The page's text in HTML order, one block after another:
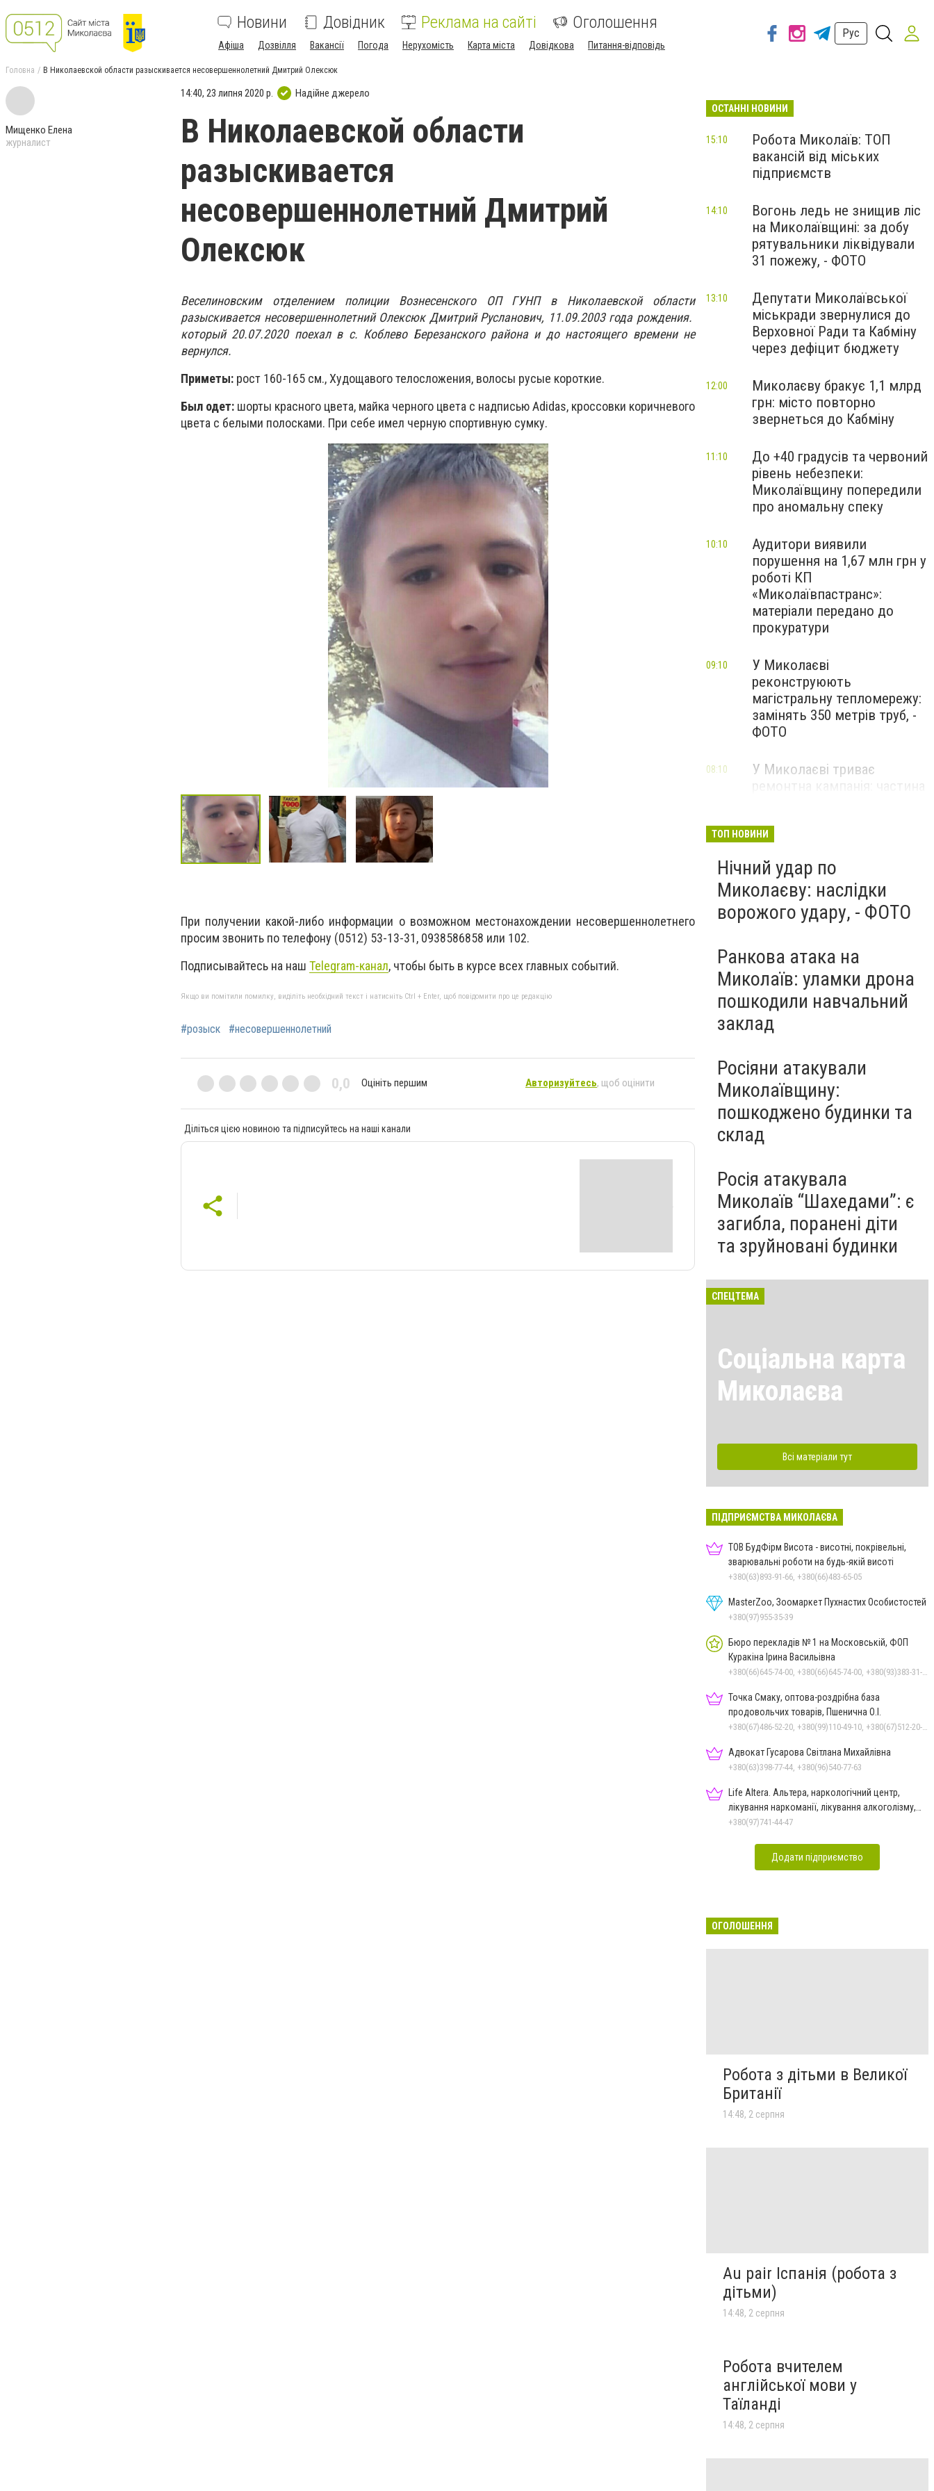
Новини Довідник Реклама на сайті Оголошення
Афіша Дозвілля Вакансії Погода Нерухомість Карта міста Довідкова Питання-відповідь
Рус
Головна В Николаевской области разыскивается несовершеннолетний Дмитрий Олексюк
Мищенко Елена
журналист
14:40, 23 липня 2020 р. Надійне джерело
В Николаевской области
разыскивается
несовершеннолетний Дмитрий
Олексюк
Веселиновским отделением полиции Вознесенского ОП ГУНП в Николаевской области
разыскивается несовершеннолетний Олексюк Дмитрий Русланович, 11.09.2003 года рождения.
который 20.07.2020 поехал в с. Коблево Березанского района и до настоящего времени не
вернулся.
Приметы: рост 160-165 см., Худощавого телосложения, волосы русые короткие.
Был одет: шорты красного цвета, майка черного цвета с надписью Adidas, кроссовки коричневого
цвета с белыми полосками. При себе имел черную спортивную сумку.
При получении какой-либо информации о возможном местонахождении несовершеннолетнего
просим звонить по телефону (0512) 53-13-31, 0938586858 или 102.
Подписывайтесь на наш Telegram-канал, чтобы быть в курсе всех главных событий.
Якщо ви помітили помилку, виділіть необхідний текст і натисніть Ctrl + Enter, щоб повідомити про це редакцію
#розыск #несовершеннолетний
0,0 Оцініть першим Авторизуйтесь, щоб оцінити
Діліться цією новиною та підписуйтесь на наші канали
ОСТАННІ НОВИНИ
Робота Миколаїв: ТОП
вакансій від міських
підприємств
15:10
Вогонь ледь не знищив ліс
на Миколаївщині: за добу
рятувальники ліквідували
31 пожежу, - ФОТО
14:10
Депутати Миколаївської
міськради звернулися до
Верховної Ради та Кабміну
через дефіцит бюджету
13:10
Миколаєву бракує 1,1 млрд
грн: місто повторно
звернеться до Кабміну
12:00
До +40 градусів та червоний
рівень небезпеки:
Миколаївщину попередили
про аномальну спеку
11:10
Аудитори виявили
порушення на 1,67 млн грн у
роботі КП
«Миколаївпастранс»:
матеріали передано до
прокуратури
10:10
У Миколаєві
реконструюють
магістральну тепломережу:
замінять 350 метрів труб, -
ФОТО
09:10
У Миколаєві триває
08:10
ТОП НОВИНИ
Нічний удар по
Миколаєву: наслідки
ворожого удару, - ФОТО
Ранкова атака на
Миколаїв: уламки дрона
пошкодили навчальний
заклад
Росіяни атакували
Миколаївщину:
пошкоджено будинки та
склад
Росія атакувала
Миколаїв “Шахедами”: є
загибла, поранені діти
та зруйновані будинки
СПЕЦТЕМА
Соціальна карта
Миколаєва
Всі матеріали тут
ПІДПРИЄМСТВА МИКОЛАЄВА
ТОВ БудФірм Висота - висотні, покрівельні,
зварювальні роботи на будь-якій висоті
+380(63)893-91-66, +380(66)483-65-05
MasterZoo, Зоомаркет Пухнастих Особистостей
+380(97)955-35-39
Бюро перекладів № 1 на Московській, ФОП
Куракіна Ірина Васильівна
Точка Смаку, оптова-роздрібна база
продовольчих товарів, Пшенична О.І.
Адвокат Гусарова Світлана Михайлівна
+380(63)398-77-44, +380(96)540-77-63
Life Altera. Альтера, наркологічний центр,
лікування наркоманії, лікування алкоголізму,
зняття ломки
+380(97)741-44-47
Додати підприємство
ОГОЛОШЕННЯ
Робота з дітьми в Великої
Британії
14:48, 2 серпня
Au pair Іспанія (робота з
дітьми)
14:48, 2 серпня
Робота вчителем
англійської мови у
Таїланді
14:48, 2 серпня